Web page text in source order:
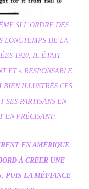
SI L’ORDRE DES
LONGTEMPS DE LA
1920, IL ÉTAIT
ET « RESPONSABLE
BIEN ILLUSTRÉS CES
SES PARTISANS EN
EN PRÉCISANT:
EN AMÉRIQUE
À CRÉER UNE
PUIS LA MÉFIANCE